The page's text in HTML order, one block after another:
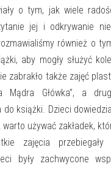
o tym, jak wiele
jej i odkrywanie
również o
aby mogły służyć
zabrakło także zajęć
Mądra Główka”, a
do książki. Dzieci
używać zakładek,
zajęcia
były zachwycone